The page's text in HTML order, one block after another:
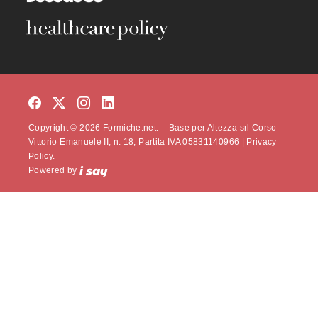
Copyright © 2026 Formiche.net. – Base per Altezza srl Corso
Vittorio Emanuele II, n. 18, Partita IVA 05831140966 |
Privacy
Policy.
Powered by